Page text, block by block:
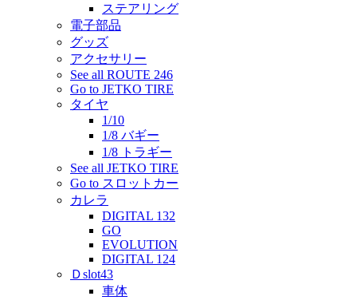
ステアリング
電子部品
グッズ
アクセサリー
See all ROUTE 246
Go to JETKO TIRE
タイヤ
1/10
1/8 バギー
1/8 トラギー
See all JETKO TIRE
Go to スロットカー
カレラ
DIGITAL 132
GO
EVOLUTION
DIGITAL 124
Ｄslot43
車体